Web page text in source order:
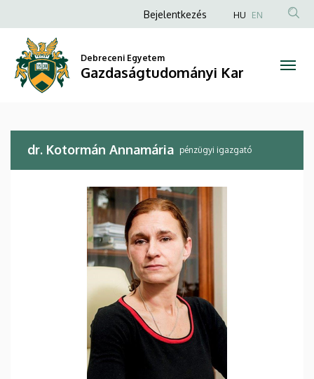
Kotormán
Annamária
Gazdaságtudományi
Kar
a
tartalomra
Anonim
fiók
menüje
Bejelentkezés HU EN
Debreceni Egyetem
Gazdaságtudományi Kar
dr. Kotormán Annamária pénzügyi igazgató